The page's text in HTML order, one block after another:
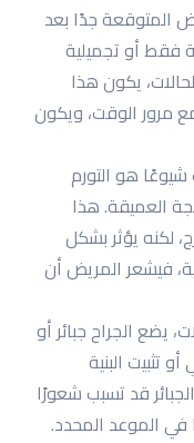
المتوقعة جدًا بعد
فقط أو تجميلية
يكون هذا
مرور الوقت، ويكون
شيوعًا هو التورم
العميقة. هذا
لكنه يؤثر بشكل
فيشعر المريض أن
يضع الجراح جبائر أو
تثبيت البنية
قد تسبب شعورًا
في الموعد المحدد.